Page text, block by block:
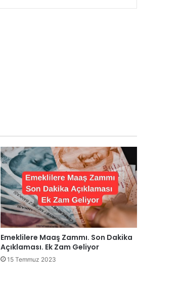
Emeklilere Maaş Zammı. Son Dakika
Açıklaması. Ek Zam Geliyor
15 Temmuz 2023